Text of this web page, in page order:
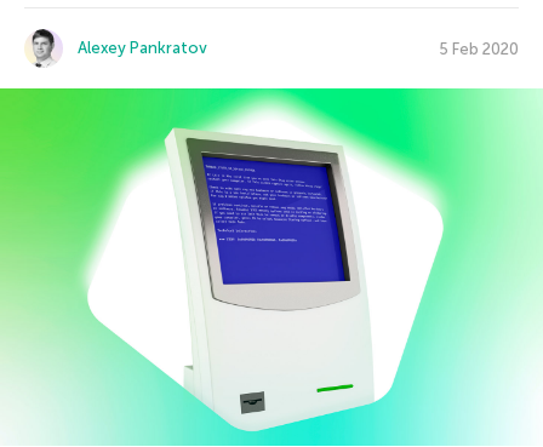
Alexey Pankratov 5 Feb 2020